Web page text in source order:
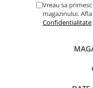
Vreau sa
magazinului.
Confidentialitate